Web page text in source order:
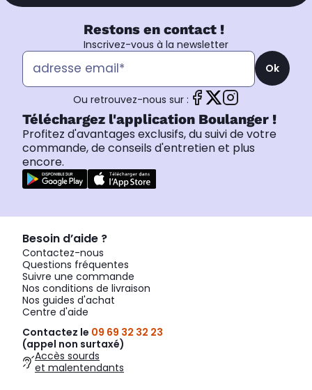
Restons en contact !
Inscrivez-vous à la newsletter
Ok
Ou retrouvez-nous sur :
Téléchargez l'application Boulanger !
Profitez d'avantages exclusifs, du suivi de votre
commande, de conseils d'entretien et plus
encore.
Besoin d’aide ?
Contactez-nous
Questions fréquentes
Suivre une commande
Nos conditions de livraison
Nos guides d'achat
Centre d'aide
Contactez le 09 69 32 32 23
(appel non surtaxé)
Accès sourds
et malentendants